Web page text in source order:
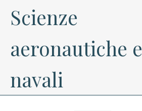
Scienze
aeronautiche e
navali